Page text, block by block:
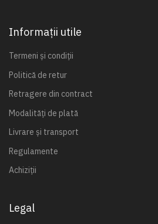
Informații utile
Termeni și condiții
Politică de retur
Retragere din contract
Modalități de plată
Livrare și transport
Regulamente
Achiziții
Legal